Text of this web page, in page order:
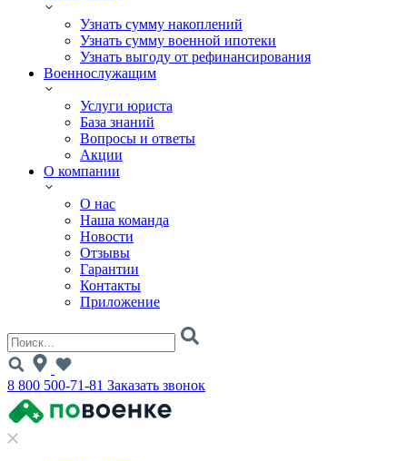
Узнать сумму накоплений
Узнать сумму военной ипотеки
Узнать выгоду от рефинансирования
Военнослужащим
Услуги юриста
База знаний
Вопросы и ответы
Акции
О компании
О нас
Наша команда
Новости
Отзывы
Гарантии
Контакты
Приложение
8 800 500-71-81 Заказать звонок